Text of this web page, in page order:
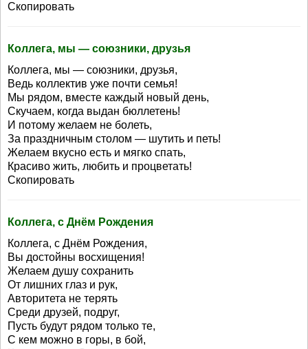
Скопировать
Коллега, мы — союзники, друзья
Коллега, мы — союзники, друзья,
Ведь коллектив уже почти семья!
Мы рядом, вместе каждый новый день,
Скучаем, когда выдан бюллетень!
И потому желаем не болеть,
За праздничным столом — шутить и петь!
Желаем вкусно есть и мягко спать,
Красиво жить, любить и процветать!
Скопировать
Коллега, с Днём Рождения
Коллега, с Днём Рождения,
Вы достойны восхищения!
Желаем душу сохранить
От лишних глаз и рук,
Авторитета не терять
Среди друзей, подруг,
Пусть будут рядом только те,
С кем можно в горы, в бой,